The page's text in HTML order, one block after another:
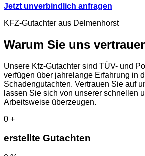
Jetzt unverbindlich anfragen
KFZ-Gutachter aus Delmenhorst
Warum Sie uns
Unsere Kfz-Gutachter sind TÜV- und
verfügen über jahrelange Erfahrung in
Schadengutachten. Vertrauen Sie auf
lassen Sie sich von unserer schnellen
Arbeitsweise überzeugen.
0 +
erstellte Gutachten